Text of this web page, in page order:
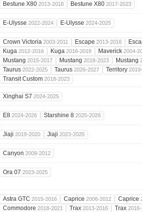
Bestune X80 2013-2018 Bestune X80 2017-2023
E-Ulysse 2022-2024 E-Ulysse 2024-2025
Crown Victoria 2003-2011 Escape 2013-2016
Kuga 2012-2016 Kuga 2016-2019 Maverick 2004-
Mustang 2015-2017 Mustang 2018-2023 Mustang
Taurus 2022-2025 Taurus 2026-2027 Territory
Transit Custom 2018-2023
Xinghai S7 2024-2025
E8 2024-2026 Starshine 8 2025-2026
Jiaji 2019-2020 Jiaji 2023-2025
Canyon 2009-2012
Ora 07 2023-2025
Astra GTC 2015-2016 Caprice 2006-2012 Caprice
Commodore 2018-2021 Trax 2013-2016 Trax